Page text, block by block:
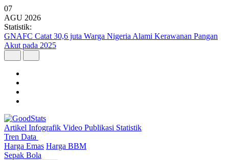
07
AGU 2026
Statistik:
GNAFC Catat 30,6 juta Warga Nigeria Alami Kerawanan Pangan
Akut pada 2025
Artikel Infografik Video Publikasi Statistik
Tren Data
Harga Emas Harga BBM
Sepak Bola